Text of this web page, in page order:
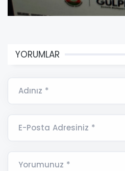
YORUMLAR
Adınız *
E-Posta Adresiniz *
Yorumunuz *